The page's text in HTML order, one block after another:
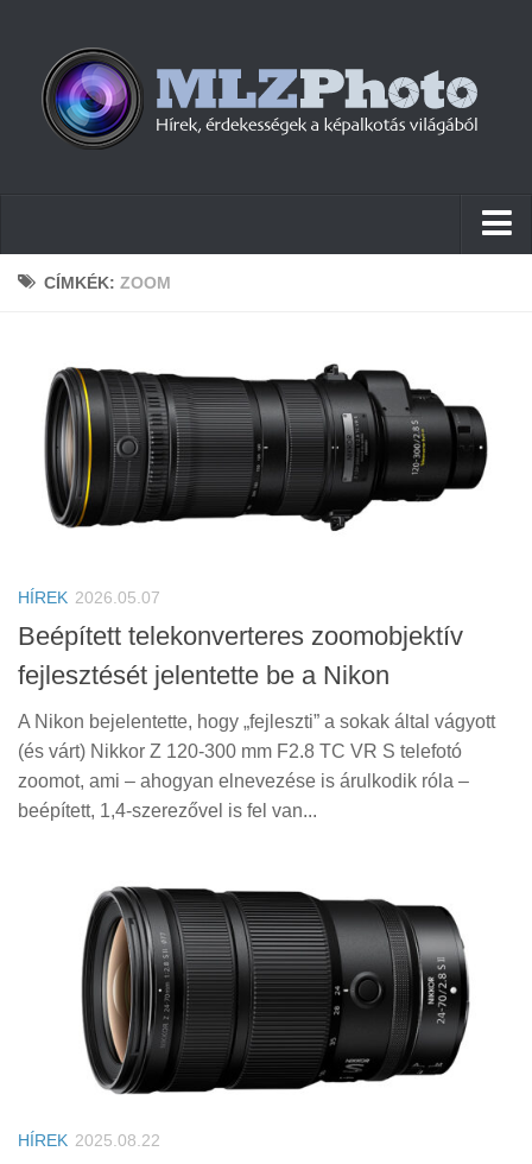
Hírek
Cikkek
Szoftver
Firmware
Tudástár
Érdekességek
Helyszíni Riport
E-BB
CÍMKÉK: ZOOM
HÍREK 2026.05.07
Beépített telekonverteres zoomobjektív
fejlesztését jelentette be a Nikon
A Nikon bejelentette, hogy „fejleszti” a sokak által vágyott
(és várt) Nikkor Z 120-300 mm F2.8 TC VR S telefotó
zoomot, ami – ahogyan elnevezése is árulkodik róla –
beépített, 1,4-szerezővel is fel van...
HÍREK 2025.08.22